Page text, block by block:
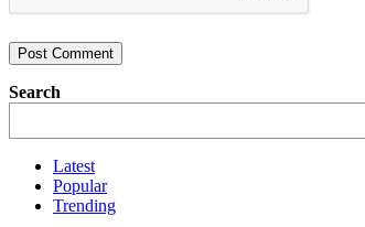
Search
Latest
Popular
Trending